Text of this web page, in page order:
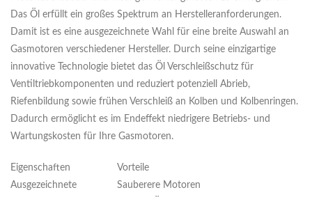
Das Öl erfüllt ein großes Spektrum an Herstelleranforderungen.
Damit ist es eine ausgezeichnete Wahl für eine breite Auswahl an
Gasmotoren verschiedener Hersteller. Durch seine einzigartige
innovative Technologie bietet das Öl Verschleißschutz für
Ventiltriebkomponenten und reduziert potenziell Abrieb,
Riefenbildung sowie frühen Verschleiß an Kolben und Kolbenringen.
Dadurch ermöglicht es im Endeffekt niedrigere Betriebs- und
Wartungskosten für Ihre Gasmotoren.
Eigenschaften
Vorteile
Ausgezeichnete
Sauberere Motoren